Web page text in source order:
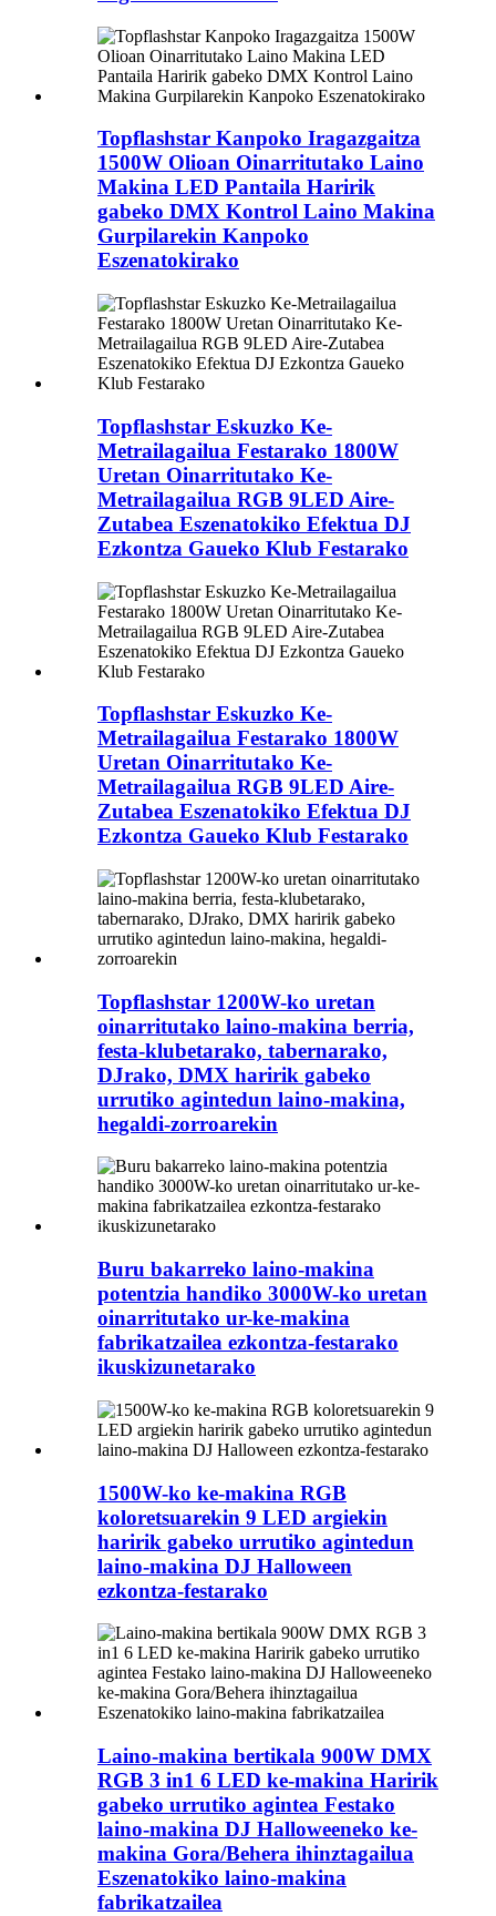
Topflashstar Kanpoko Iragazgaitza
1500W Olioan Oinarritutako Laino
Makina LED Pantaila Haririk
gabeko DMX Kontrol Laino Makina
Gurpilarekin Kanpoko
Eszenatokirako
Topflashstar Eskuzko Ke-
Metrailagailua Festarako 1800W
Uretan Oinarritutako Ke-
Metrailagailua RGB 9LED Aire-
Zutabea Eszenatokiko Efektua DJ
Ezkontza Gaueko Klub Festarako
Topflashstar Eskuzko Ke-
Metrailagailua Festarako 1800W
Uretan Oinarritutako Ke-
Metrailagailua RGB 9LED Aire-
Zutabea Eszenatokiko Efektua DJ
Ezkontza Gaueko Klub Festarako
Topflashstar 1200W-ko uretan
oinarritutako laino-makina berria,
festa-klubetarako, tabernarako,
DJrako, DMX haririk gabeko
urrutiko agintedun laino-makina,
hegaldi-zorroarekin
Buru bakarreko laino-makina
potentzia handiko 3000W-ko uretan
oinarritutako ur-ke-makina
fabrikatzailea ezkontza-festarako
ikuskizunetarako
1500W-ko ke-makina RGB
koloretsuarekin 9 LED argiekin
haririk gabeko urrutiko agintedun
laino-makina DJ Halloween
ezkontza-festarako
Laino-makina bertikala 900W DMX
RGB 3 in1 6 LED ke-makina Haririk
gabeko urrutiko agintea Festako
laino-makina DJ Halloweeneko ke-
makina Gora/Behera ihinztagailua
Eszenatokiko laino-makina
fabrikatzailea